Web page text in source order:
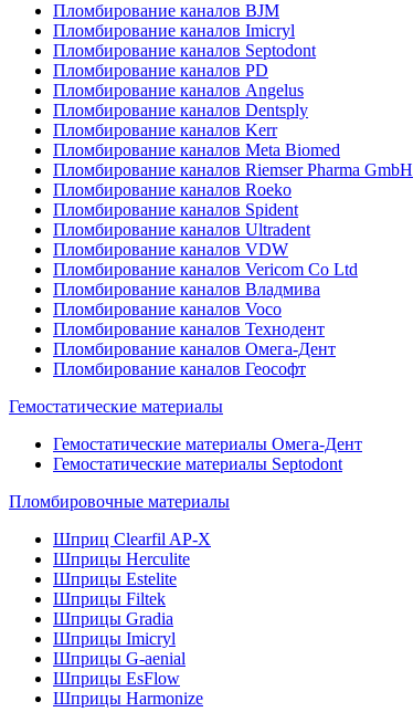
Пломбирование каналов BJM
Пломбирование каналов Imicryl
Пломбирование каналов Septodont
Пломбирование каналов PD
Пломбирование каналов Angelus
Пломбирование каналов Dentsply
Пломбирование каналов Kerr
Пломбирование каналов Meta Biomed
Пломбирование каналов Riemser Pharma GmbH
Пломбирование каналов Roeko
Пломбирование каналов Spident
Пломбирование каналов Ultradent
Пломбирование каналов VDW
Пломбирование каналов Vericom Co Ltd
Пломбирование каналов Владмива
Пломбирование каналов Voco
Пломбирование каналов Технодент
Пломбирование каналов Омега-Дент
Пломбирование каналов Геософт
Гемостатические материалы
Гемостатические материалы Омега-Дент
Гемостатические материалы Septodont
Пломбировочные материалы
Шприц Clearfil AP-X
Шприцы Herculite
Шприцы Estelite
Шприцы Filtek
Шприцы Gradia
Шприцы Imicryl
Шприцы G-aenial
Шприцы EsFlow
Шприцы Harmonize